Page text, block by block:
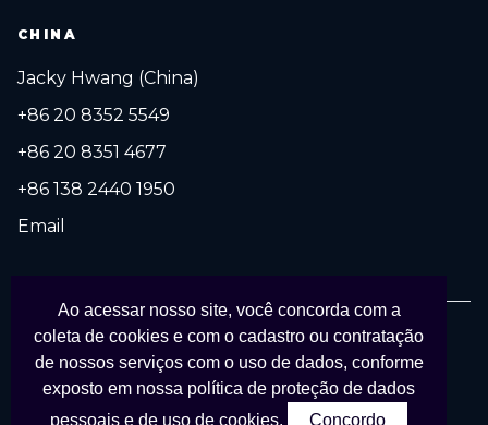
CHINA
Jacky Hwang (China)
+86 20 8352 5549
+86 20 8351 4677
+86 138 2440 1950
Email
© 2027 FESPA Brasil Digital Printing. Todos os direitos reservados.
Organizado porAPS Eventos Coporativosem parceria comFESPA
Ao acessar nosso site, você concorda com a
coleta de cookies e com o cadastro ou contratação
de nossos serviços com o uso de dados, conforme
exposto em nossa política de proteção de dados
pessoais e de uso de cookies.
Concordo